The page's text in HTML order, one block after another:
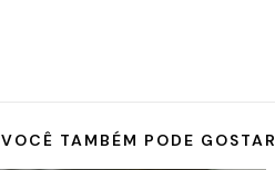
VOCÊ TAMBÉM PODE GOSTAR